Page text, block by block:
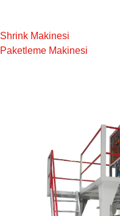
Shrink Makinesi
Paketleme Makinesi